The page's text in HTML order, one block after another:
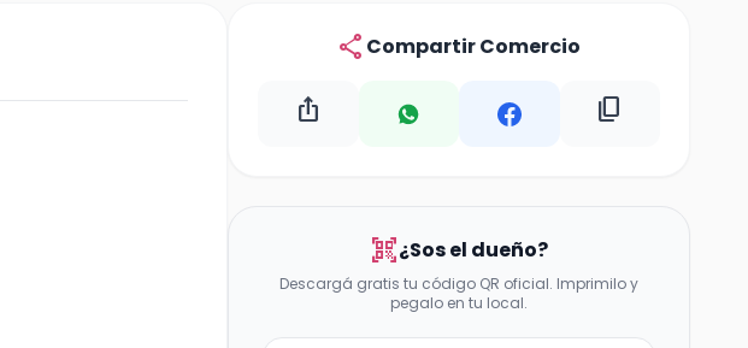
share Compartir Comercio
ios_share content_copy
qr_code_scanner¿Sos el dueño?
Descargá gratis tu código QR oficial. Imprimilo y
pegalo en tu local.